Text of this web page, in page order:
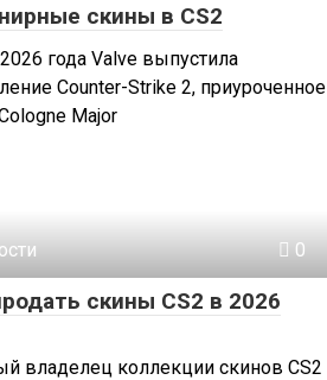
скины в CS2
года Valve выпустила
Counter-Strike 2, приуроченное
Major
0
скины CS2 в 2026
владелец коллекции скинов CS2